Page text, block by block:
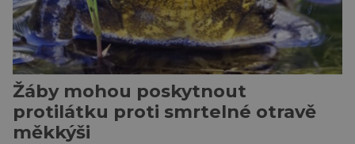
Žáby mohou poskytnout
protilátku proti smrtelné otravě
měkkýši